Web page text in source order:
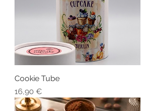
Cookie Tube
Preis
16,90 €